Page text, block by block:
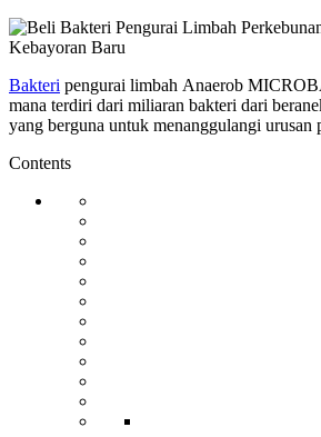
Bakteri pengurai limbah Anaerob
mana terdiri dari miliaran bakteri dari
yang berguna untuk menanggulangi urusan
Contents